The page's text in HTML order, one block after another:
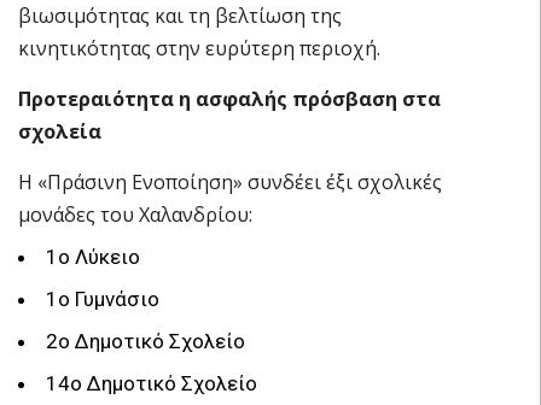
βιωσιμότητας και τη βελτίωση της
κινητικότητας στην ευρύτερη περιοχή.
Προτεραιότητα η ασφαλής πρόσβαση στα
σχολεία
Η «Πράσινη Ενοποίηση» συνδέει έξι σχολικές
μονάδες του Χαλανδρίου:
1ο Λύκειο
1ο Γυμνάσιο
2ο Δημοτικό Σχολείο
14ο Δημοτικό Σχολείο